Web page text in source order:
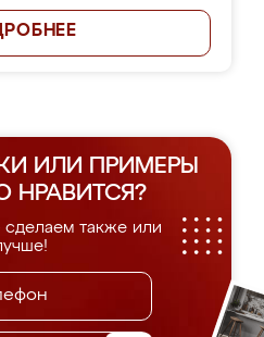
ИЛИ ПРИМЕРЫ
НРАВИТСЯ?
также или